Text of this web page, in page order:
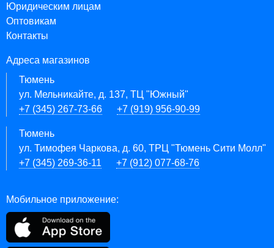
Юридическим лицам
Оптовикам
Контакты
Адреса магазинов
Тюмень
ул. Мельникайте, д. 137, ТЦ "Южный"
+7 (345) 267-73-66
+7 (919) 956-90-99
Тюмень
ул. Тимофея Чаркова, д. 60, ТРЦ "Тюмень Сити Молл"
+7 (345) 269-36-11
+7 (912) 077-68-76
Мобильное приложение: